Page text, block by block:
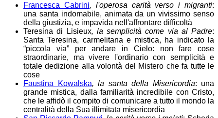
Francesca Cabrini, l'operosa carità verso i migranti:
una santa indomabile, animata da un vivissimo senso
della giustizia, e impavida nell'affrontare difficoltà
Teresina di Lisieux, la semplicità come via al Padre:
Santa Teresina, carmelitana e mistica, ha indicato la
“piccola via” per andare in Cielo: non fare cose
straordinarie, ma vivere l'ordinario con semplicità e
totale dedizione alla volontà del Mistero che fa tutte le
cose
Faustina Kowalska, la santa della Misericordia: una
grande mistica, dalla familiarità incredibile con Cristo,
che le affidò il compito di comunicare a tutto il mondo la
centralità della Sua illimitata misericordia